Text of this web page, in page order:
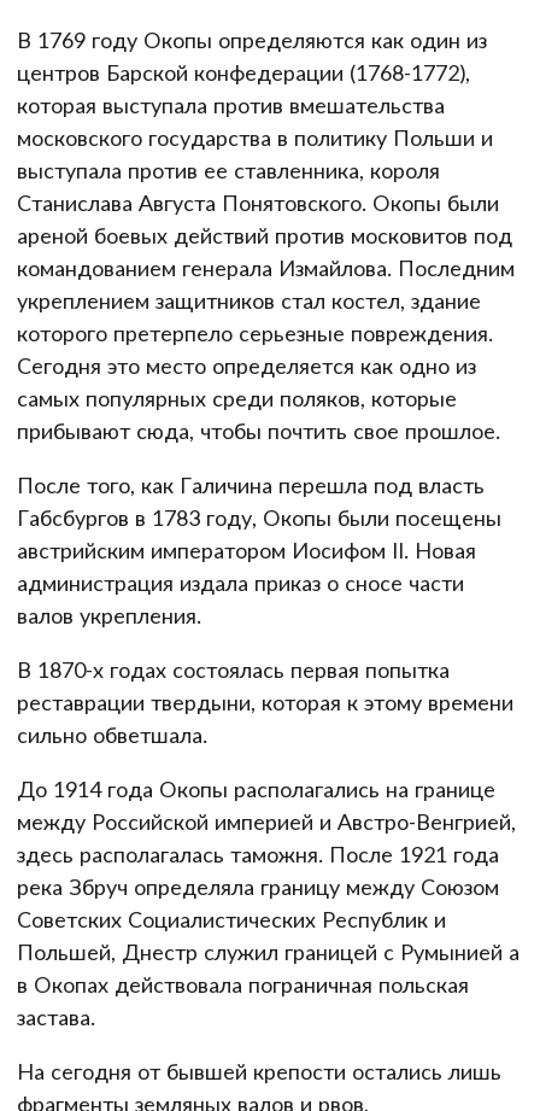
В 1769 году Окопы определяются как один из
центров Барской конфедерации (1768-1772),
которая выступала против вмешательства
московского государства в политику Польши и
выступала против ее ставленника, короля
Станислава Августа Понятовского. Окопы были
ареной боевых действий против московитов под
командованием генерала Измайлова. Последним
укреплением защитников стал костел, здание
которого претерпело серьезные повреждения.
Сегодня это место определяется как одно из
самых популярных среди поляков, которые
прибывают сюда, чтобы почтить свое прошлое.
После того, как Галичина перешла под власть
Габсбургов в 1783 году, Окопы были посещены
австрийским императором Иосифом II. Новая
администрация издала приказ о сносе части
валов укрепления.
В 1870-х годах состоялась первая попытка
реставрации твердыни, которая к этому времени
сильно обветшала.
До 1914 года Окопы располагались на границе
между Российской империей и Австро-Венгрией,
здесь располагалась таможня. После 1921 года
река Збруч определяла границу между Союзом
Советских Социалистических Республик и
Польшей, Днестр служил границей с Румынией а
в Окопах действовала пограничная польская
застава.
На сегодня от бывшей крепости остались лишь
фрагменты земляных валов и рвов,